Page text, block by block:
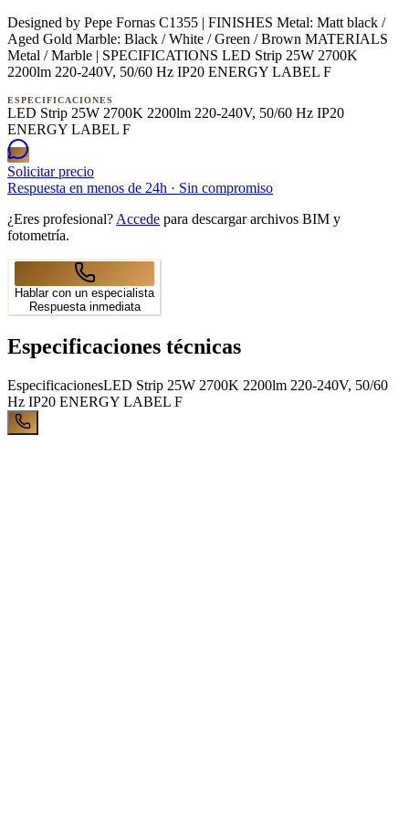
Designed by Pepe Fornas C1355 | FINISHES Metal: Matt black /
Aged Gold Marble: Black / White / Green / Brown MATERIALS
Metal / Marble | SPECIFICATIONS LED Strip 25W 2700K
2200lm 220-240V, 50/60 Hz IP20 ENERGY LABEL F
ESPECIFICACIONES
LED Strip 25W 2700K 2200lm 220-240V, 50/60 Hz IP20
ENERGY LABEL F
Solicitar precio
Respuesta en menos de 24h · Sin compromiso
¿Eres profesional? Accede para descargar archivos BIM y
fotometría.
Hablar con un especialista
Respuesta inmediata
Especificaciones técnicas
EspecificacionesLED Strip 25W 2700K 2200lm 220-240V, 50/60
Hz IP20 ENERGY LABEL F